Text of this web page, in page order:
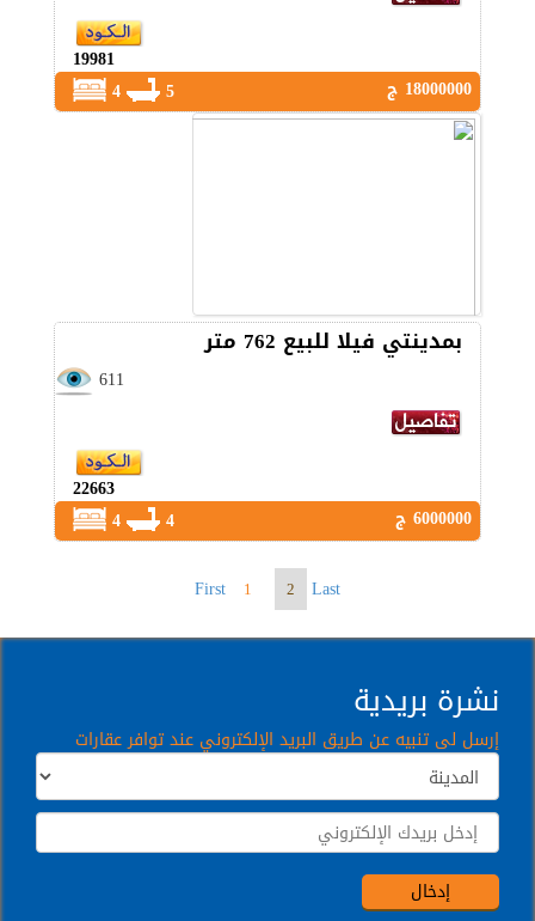
19981
18000000 ج
5
بمدينتي فيلا للبيع 762 متر
611
22663
6000000 ج
4
First 1 2 Last
نشرة بريدية
إرسل لى تنبيه عن طريق البريد الإلكتروني عند توافر عقارات